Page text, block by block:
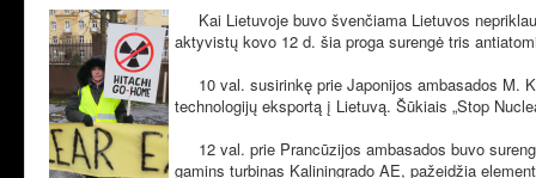
Kai Lietuvoje buvo švenčiama Lietuvos
aktyvistų kovo 12 d. šia proga surengė tris
10 val. susirinkę prie Japonijos ambasados M.
technologijų eksportą į Lietuvą. Šūkiais „Stop
12 val. prie Prancūzijos ambasados buvo
gamins turbinas Kaliningrado AE, pažeidžia